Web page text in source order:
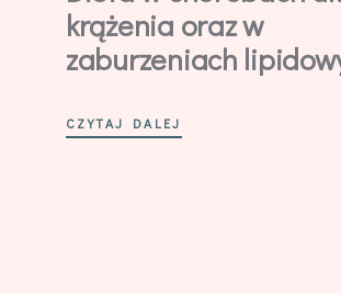
krążenia oraz w
zaburzeniach
CZYTAJ DALEJ